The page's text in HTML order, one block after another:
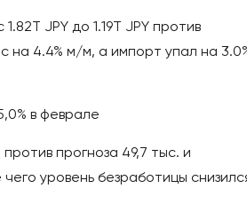
JPY до 1.19T JPY против
на 4.4% м/м, а импорт упал на
в феврале
прогноза 49,7 тыс. и
уровень безработицы